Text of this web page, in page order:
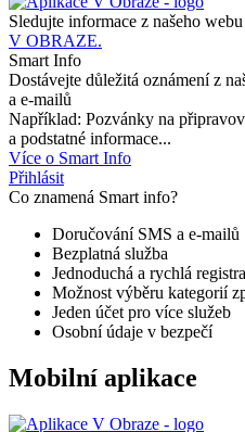
Sledujte informace z našeho
V OBRAZE.
Smart Info
Dostávejte důležitá oznámení z
a e-mailů
Například: Pozvánky na
a podstatné informace...
Více o Smart Info
Přihlásit
Co znamená Smart info?
Doručování SMS a e-mailů
Bezplatná služba
Jednoduchá a rychlá
Možnost výběru kategorií
Jeden účet pro více služeb
Osobní údaje v bezpečí
Mobilní aplikace